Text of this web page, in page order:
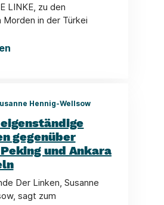
LINKE, zu den
in der Türkei
Hennig-Wellsow
eigenständige
gegenüber
und Ankara
Der Linken, Susanne
sagt zum